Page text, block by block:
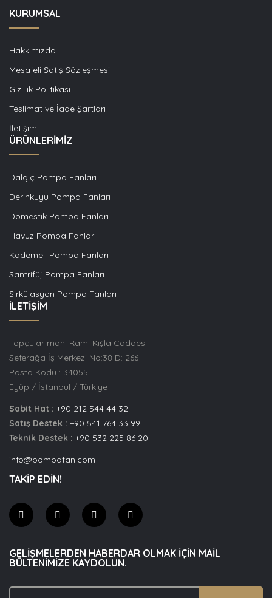
KURUMSAL
Hakkımızda
Mesafeli Satış Sözleşmesi
Gizlilik Politikası
Teslimat ve İade Şartları
İletişim
ÜRÜNLERİMİZ
Dalgıç Pompa Fanları
Derinkuyu Pompa Fanları
Domestik Pompa Fanları
Havuz Pompa Fanları
Kademeli Pompa Fanları
Santrifüj Pompa Fanları
Sirkülasyon Pompa Fanları
İLETİŞİM
Topçular mah. Rami Kışla Caddesi
Seferağa İş Merkezi No:38 D: 266
Posta Kodu : 34055
Eyüp / İstanbul / Türkiye
Sabit Hat : +90 212 544 44 32
Satış Destek : +90 541 764 33 99
Teknik Destek : +90 532 225 86 20
info@pompafan.com
TAKİP EDİN!
GELIŞMELERDEN HABERDAR OLMAK IÇIN MAIL
BÜLTENIMIZE KAYDOLUN.